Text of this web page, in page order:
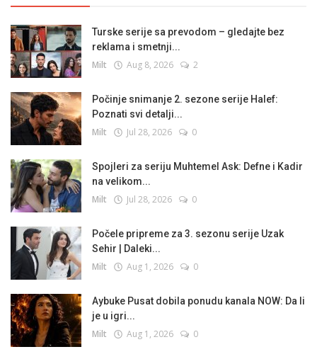
Turske serije sa prevodom – gledajte bez
reklama i smetnji...
Milt Aug 8, 2026 2
Počinje snimanje 2. sezone serije Halef:
Poznati svi detalji...
Milt Jul 28, 2026 0
Spojleri za seriju Muhtemel Ask: Defne i Kadir
na velikom...
Milt Jul 28, 2026 0
Počele pripreme za 3. sezonu serije Uzak
Sehir | Daleki...
Milt Aug 1, 2026 0
Aybuke Pusat dobila ponudu kanala NOW: Da li
je u igri...
Milt Aug 1, 2026 0